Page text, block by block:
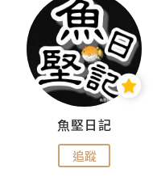
魚堅日記
追蹤